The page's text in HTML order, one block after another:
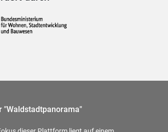
"Waldstadtpanorama"